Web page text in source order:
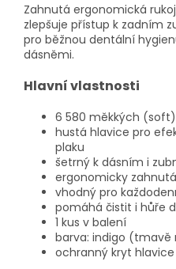
Zahnutá ergonomická
zlepšuje přístup k zadním
pro běžnou dentální
dásněmi.
Hlavní vlastnosti
6 580 měkkých
hustá hlavice pro
plaku
šetrný k dásním i
ergonomicky
vhodný pro
pomáhá čistit i hůře
1 kus v balení
barva: indigo
ochranný kryt